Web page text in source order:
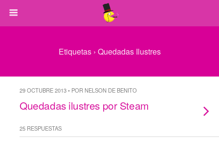
Etiquetas › Quedadas Ilustres
29 OCTUBRE 2013 • POR NELSON DE BENITO
Quedadas ilustres por Steam
25 RESPUESTAS